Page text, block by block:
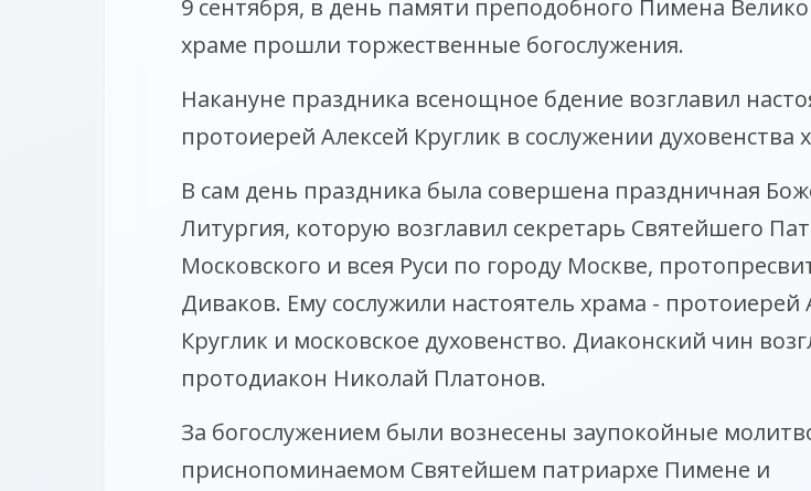
9 сентября, в день памяти преподобного Пимена
храме прошли торжественные богослужения.
Накануне праздника всенощное бдение возглавил
протоиерей Алексей Круглик в сослужении духовенства
В сам день праздника была совершена праздничная
Литургия, которую возглавил секретарь Святейшего
Московского и всея Руси по городу Москве,
Диваков. Ему сослужили настоятель храма - протоиерей
Круглик и московское духовенство. Диаконский чин
протодиакон Николай Платонов.
За богослужением были вознесены заупокойные
приснопоминаемом Святейшем патриархе Пимене и